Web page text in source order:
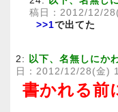
稿日：2012/12/
>>1で出てた
2: 以下、名無しにか
日：2012/12/28(金)
書かれる前